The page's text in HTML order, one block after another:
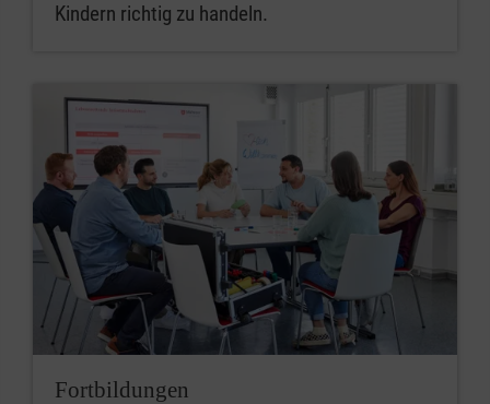
Kindern richtig zu handeln.
Fortbildungen